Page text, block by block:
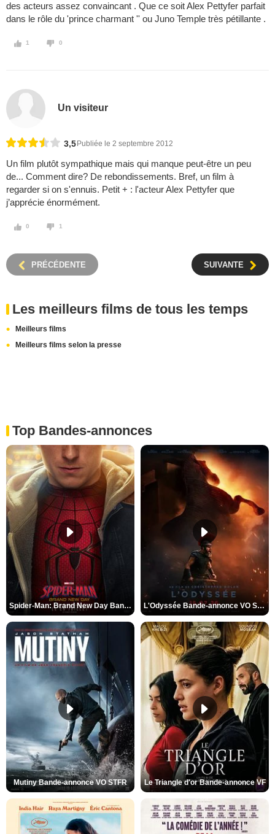
des acteurs assez convaincant . Que ce soit Alex Pettyfer parfait
dans le rôle du 'prince charmant '' ou Juno Temple très pétillante .
1 0
Un visiteur
3,5 Publiée le 2 septembre 2012
Un film plutôt sympathique mais qui manque peut-être un peu
de... Comment dire? De rebondissements. Bref, un film à
regarder si on s'ennuis. Petit + : l'acteur Alex Pettyfer que
j’apprécie énormément.
0 1
PRÉCÉDENTE SUIVANTE
Les meilleurs films de tous les temps
Meilleurs films
Meilleurs films selon la presse
Top Bandes-annonces
Spider-Man: Brand New Day Bande-annonce VO STFR L'Odyssée Bande-annonce VO STFR
Mutiny Bande-annonce VO STFR Le Triangle d'or Bande-annonce VF